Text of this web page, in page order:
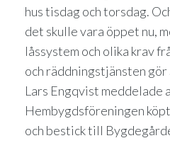
hus tisdag och torsdag.
det skulle vara öppet nu,
låssystem och olika krav
och räddningstjänsten
Lars Engqvist meddelade
Hembygdsföreningen
och bestick till